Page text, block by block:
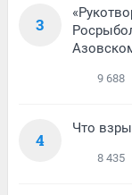
3
9 688
4
Что
8 435